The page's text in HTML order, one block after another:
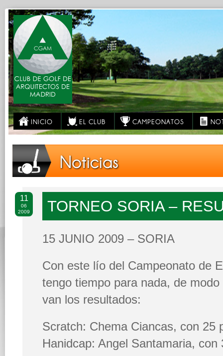
INICIO EL CLUB CAMPEONATOS
Noticias
TORNEO SORIA –
11
06
2009
15 JUNIO 2009 – SORIA
Con este lío del Campeonato de
tengo tiempo para nada, de modo
van los resultados:
Scratch: Chema Ciancas, con 25
Hanidcap: Angel Santamaria, con